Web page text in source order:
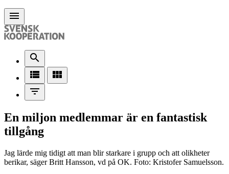
menu
search
view_list
view_module
filter_list
En miljon medlemmar är en fantastisk
tillgång
Jag lärde mig tidigt att man blir starkare i grupp och att olikheter
berikar, säger Britt Hansson, vd på OK. Foto: Kristofer Samuelsson.